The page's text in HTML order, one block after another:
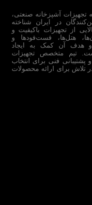
تجهیزات آشپزخانه صنعتی،
در ایران شناخته
از تجهیزات باکیفیت و
هتل‌ها، فست‌فودها و
هدف آن کمک به ایجاد
تیم متخصص تجهیزات
پشتیبانی فنی برای انتخاب
تلاش برای ارائه محصولات